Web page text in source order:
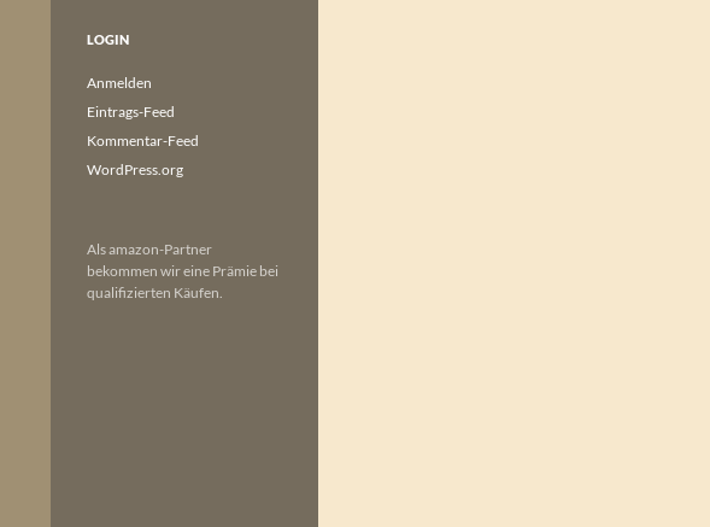
LOGIN
Anmelden
Eintrags-Feed
Kommentar-Feed
WordPress.org
Als amazon-Partner
bekommen wir eine Prämie bei
qualifizierten Käufen.